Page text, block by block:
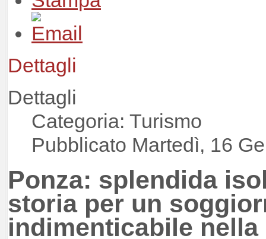
Dettagli
Dettagli
Categoria: Turismo
Pubblicato Martedì, 16
Ponza: splendida
storia per un
indimenticabile